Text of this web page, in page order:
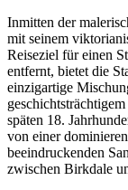
Inmitten der
mit seinem
Reiseziel für einen
entfernt, bietet die
einzigartige
späten 18.
von einer
beeindruckenden
zwischen Birkdale